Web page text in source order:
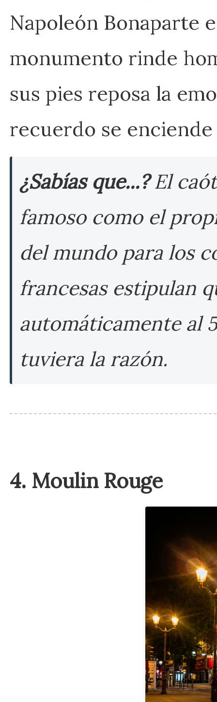
Napoleón Bonaparte
monumento rinde
sus pies reposa la
recuerdo se
¿Sabías que...?El
famoso como el
del mundo para los
francesas estipulan
automáticamente al
tuviera la razón.
4. Moulin Rouge